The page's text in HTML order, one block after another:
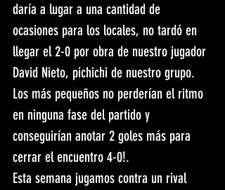
daría a lugar a una cantidad de
ocasiones para los locales, no tardó en
llegar el 2-0 por obra de nuestro jugador
David Nieto, pichichi de nuestro grupo.
Los más pequeños no perderían el ritmo
en ninguna fase del partido y
conseguirían anotar 2 goles más para
cerrar el encuentro 4-0!.
Esta semana jugamos contra un rival